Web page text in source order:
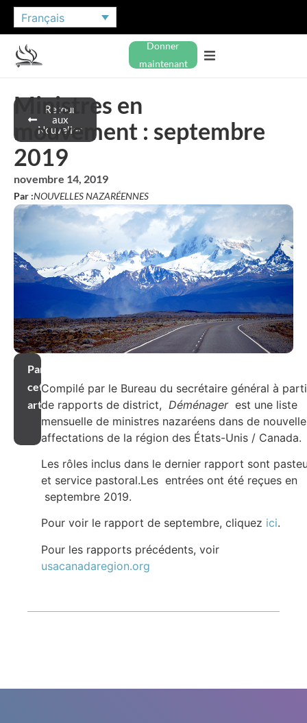
Français
Donner
maintenant
Retour
aux
Nouvelles
Ministres en
mouvement : septembre
2019
novembre 14, 2019
Par :NOUVELLES NAZARÉENNES
Partager
cet
article
Compilé par le Bureau du secrétaire général à
de rapports de district, Déménagerest une liste
mensuelle de ministres nazaréens dans de
affectations de la région des États-Unis / Canada.
Les rôles inclus dans le dernier rapport sont
et service pastoral.Les entrées ont été reçues en
septembre 2019.
Pour voir le rapport de septembre, cliquez ici.
Pour les rapports précédents, voir
usacanadaregion.org